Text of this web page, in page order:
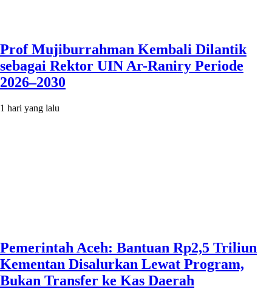
Prof Mujiburrahman Kembali Dilantik
sebagai Rektor UIN Ar-Raniry Periode
2026–2030
1 hari yang lalu
Pemerintah Aceh: Bantuan Rp2,5 Triliun
Kementan Disalurkan Lewat Program,
Bukan Transfer ke Kas Daerah